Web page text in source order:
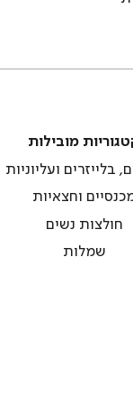
קטגוריות
מובילות
מובילות
בלייזרים ועליוניות
וחצאיות
חולצות נשים
שמלות